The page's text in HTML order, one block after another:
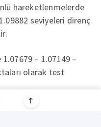
hareketlenmelerde
seviyeleri direnç
– 1.07149 –
olarak test